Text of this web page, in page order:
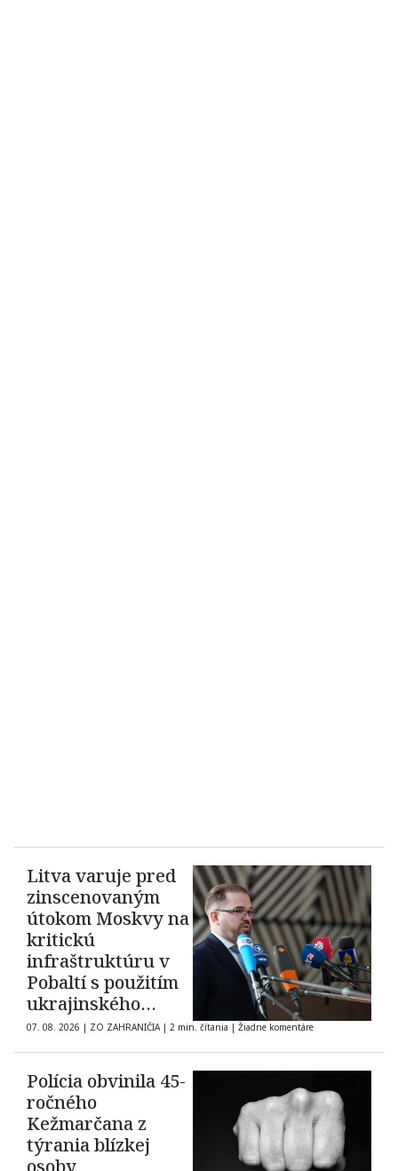
Litva varuje pred
zinscenovaným
útokom Moskvy na
kritickú
infraštruktúru v
Pobaltí s použitím
ukrajinského
dronu
07. 08. 2026 | ZO ZAHRANIČIA | 2 min. čítania | Žiadne komentáre
Polícia obvinila 45-
ročného
Kežmarčana z
týrania blízkej